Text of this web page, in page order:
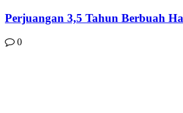
Perjuangan 3,5 Tahun Berbuah
0